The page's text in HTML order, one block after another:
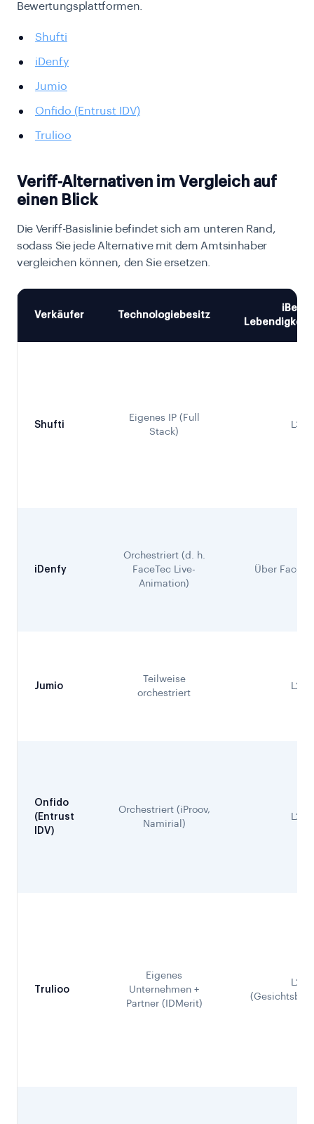
Bewertungsplattformen.
Shufti
iDenfy
Jumio
Onfido (Entrust IDV)
Trulioo
Veriff-Alternativen im Vergleich auf
einen Blick
Die Veriff-Basislinie befindet sich am unteren Rand,
sodass Sie jede Alternative mit dem Amtsinhaber
vergleichen können, den Sie ersetzen.
Verkäufer Technologiebesitz
iBeta-
Shufti
Eigenes IP (Full
Stack)
L3
iDenfy
Orchestriert (d. h.
FaceTec Live-
Animation)
Über
Jumio
Teilweise
orchestriert
L2
Onfido
(Entrust
IDV)
Orchestriert (iProov,
Namirial)
L2
Trulioo
Eigenes
Unternehmen +
Partner (IDMerit)
L2